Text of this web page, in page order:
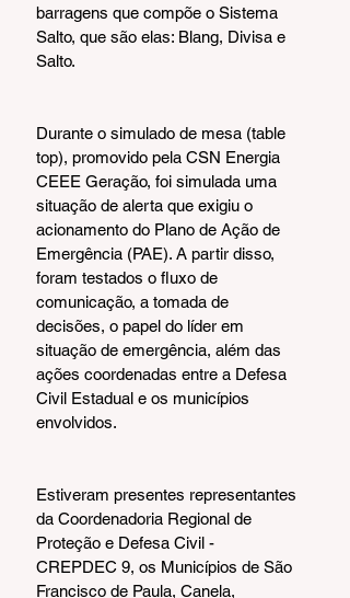
barragens que compõe o Sistema
Salto, que são elas: Blang, Divisa e
Salto.
Durante o simulado de mesa (table
top), promovido pela CSN Energia
CEEE Geração, foi simulada uma
situação de alerta que exigiu o
acionamento do Plano de Ação de
Emergência (PAE). A partir disso,
foram testados o fluxo de
comunicação, a tomada de
decisões, o papel do líder em
situação de emergência, além das
ações coordenadas entre a Defesa
Civil Estadual e os municípios
envolvidos.
Estiveram presentes representantes
da Coordenadoria Regional de
Proteção e Defesa Civil -
CREPDEC 9, os Municípios de São
Francisco de Paula, Canela,